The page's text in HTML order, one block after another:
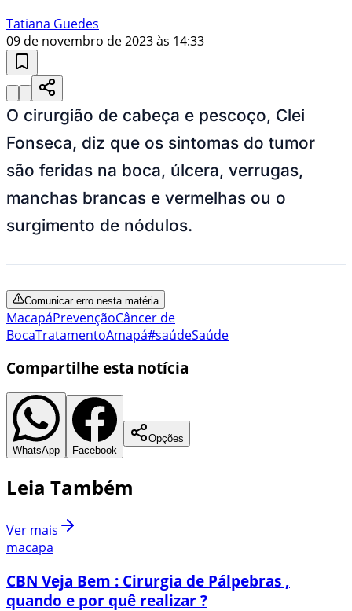
Tatiana Guedes
09 de novembro de 2023 às 14:33
O cirurgião de cabeça e pescoço, Clei
Fonseca, diz que os sintomas do tumor
são feridas na boca, úlcera, verrugas,
manchas brancas e vermelhas ou o
surgimento de nódulos.
Comunicar erro nesta matéria
MacapáPrevençãoCâncer de
BocaTratamentoAmapá#saúdeSaúde
Compartilhe esta notícia
WhatsApp Facebook
Opções
Leia Também
Ver mais
macapa
CBN Veja Bem : Cirurgia de Pálpebras ,
quando e por quê realizar ?